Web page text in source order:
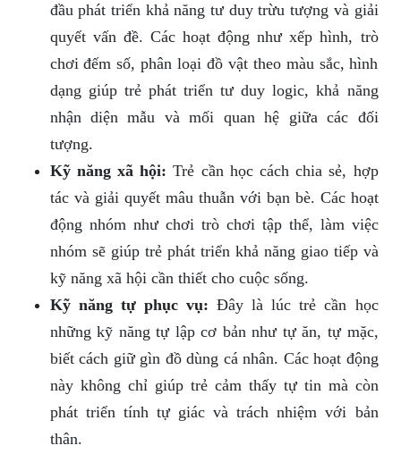
đầu phát triển khả năng tư duy trừu tượng và giải
quyết vấn đề. Các hoạt động như xếp hình, trò
chơi đếm số, phân loại đồ vật theo màu sắc, hình
dạng giúp trẻ phát triển tư duy logic, khả năng
nhận diện mẫu và mối quan hệ giữa các đối
tượng.
Kỹ năng xã hội: Trẻ cần học cách chia sẻ, hợp
tác và giải quyết mâu thuẫn với bạn bè. Các hoạt
động nhóm như chơi trò chơi tập thể, làm việc
nhóm sẽ giúp trẻ phát triển khả năng giao tiếp và
kỹ năng xã hội cần thiết cho cuộc sống.
Kỹ năng tự phục vụ: Đây là lúc trẻ cần học
những kỹ năng tự lập cơ bản như tự ăn, tự mặc,
biết cách giữ gìn đồ dùng cá nhân. Các hoạt động
này không chỉ giúp trẻ cảm thấy tự tin mà còn
phát triển tính tự giác và trách nhiệm với bản
thân.